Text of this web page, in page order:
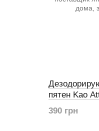
пятен Kao
Plus
390 грн